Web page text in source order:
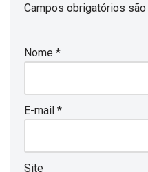
Campos obrigatórios
Nome *
E-mail *
Site